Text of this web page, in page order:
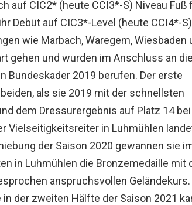
auf CIC2* (heute CCI3*-S) Niveau Fuß
Debüt auf CIC3*-Level (heute CCI4*-
wie Marbach, Waregem, Wiesbaden
gehen und wurden im Anschluss an
Bundeskader 2019 berufen. Der erste
als sie 2019 mit der schnellsten
dem Dressurergebnis auf Platz 14
Vielseitigkeitsreiter in Luhmühlen
der Saison 2020 gewannen sie
in Luhmühlen die Bronzemedaille mit
anspruchsvollen Geländekurs.
der zweiten Hälfte der Saison 2021